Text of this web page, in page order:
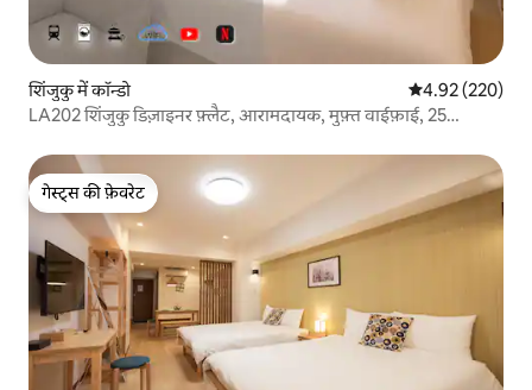
शिंजुकु में कॉन्डो औसत रेटिंग 5 में से
4.92 (220)
LA202 शिंजुकु डिज़ाइनर फ़्लैट, आरामदायक, मुफ़्त वाईफ़ाई, 25
गेस्ट्स की फ़ेवरेट
गेस्ट्स की फ़ेवरेट